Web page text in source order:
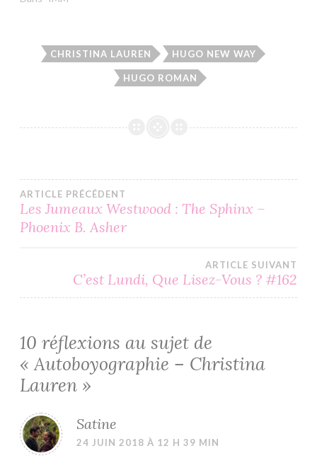
CHRISTINA LAUREN HUGO NEW WAY
HUGO ROMAN
Navigation
de
l’article
ARTICLE PRÉCÉDENT
Les Jumeaux Westwood : The Sphinx –
Phoenix B. Asher
ARTICLE SUIVANT
C’est Lundi, Que Lisez-Vous ? #162
10 réflexions au sujet de
«Autoboyographie – Christina
Lauren »
Satine
24 JUIN 2018 À 12 H 39 MIN